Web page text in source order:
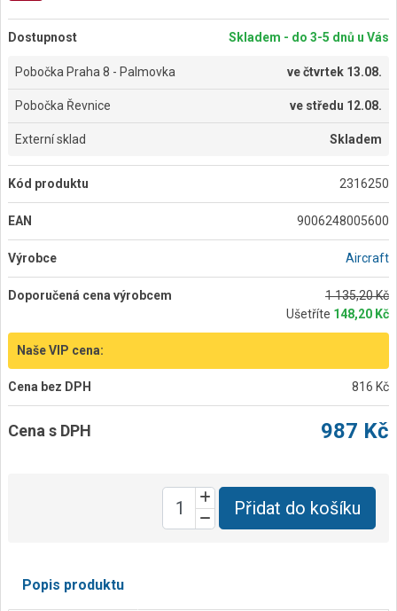
Dostupnost Skladem - do 3-5 dnů u Vás
Pobočka Praha 8 - Palmovka večtvrtek 13.08.
Pobočka Řevnice ve středu 12.08.
Externí sklad Skladem
Kód produktu 2316250
EAN 9006248005600
Výrobce Aircraft
Doporučená cena výrobcem
1 135,20 Kč
Ušetříte 148,20 Kč
Naše VIP cena:
Cena bez DPH 816 Kč
Cena s DPH 987 Kč
Přidat do košíku
Popis produktu